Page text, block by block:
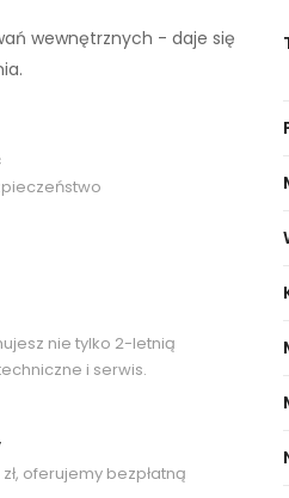
wewnętrznych - daje się
nie tylko 2-letnią
i serwis.
oferujemy bezpłatną